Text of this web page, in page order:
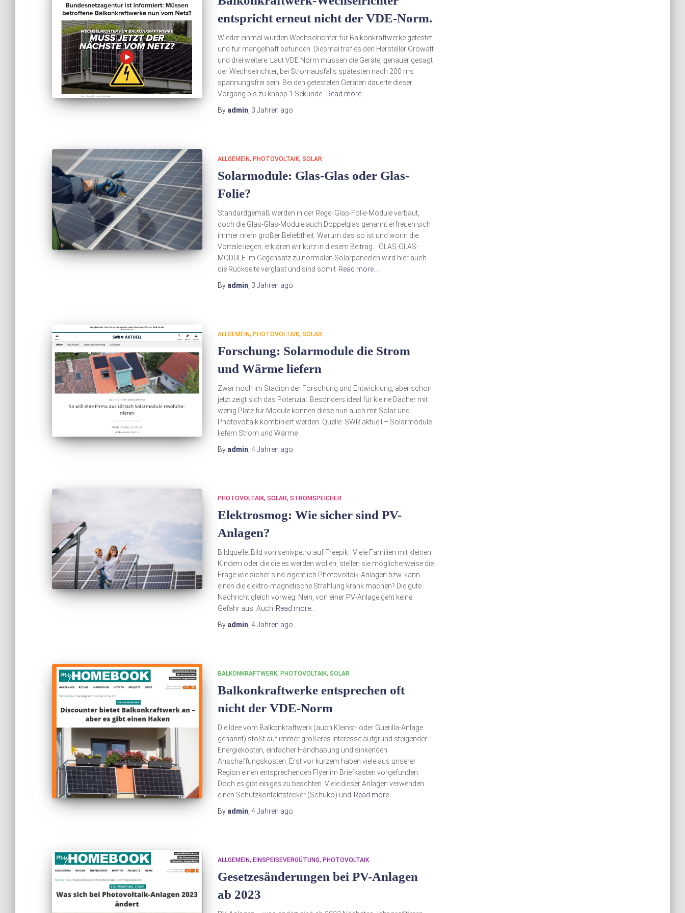
entspricht erneut nicht der VDE-Norm.
Wieder einmal wurden Wechselrichter für Balkonkraftwerke getestet
und für mangelhaft befunden. Diesmal traf es den Hersteller Growatt
und drei weitere. Laut VDE Norm müssen die Geräte, genauer gesagt
der Wechselrichter, bei Stromausfalls spätesten nach 200 ms
spannungsfrei sein. Bei den getesteten Geräten dauerte dieser
Vorgang bis zu knapp 1 Sekunde.
Read more…
By admin 3 Jahren ago
ALLGEMEIN PHOTOVOLTAIK SOLAR
Solarmodule: Glas-Glas oder Glas-
Folie?
Standardgemäß werden in der Regel Glas-Folie-Module verbaut,
doch die Glas-Glas-Module auch Doppelglas genannt erfreuen sich
immer mehr großer Beliebtheit. Warum das so ist und worin die
Vorteile liegen, erklären wir kurz in diesem Beitrag. GLAS-GLAS-
MODULE Im Gegensatz zu normalen Solarpaneelen wird hier auch
die Rückseite verglast und sind somit Read more…
By admin 3 Jahren ago
ALLGEMEIN PHOTOVOLTAIK SOLAR
Forschung: Solarmodule die Strom
und Wärme liefern
Zwar noch im Stadion der Forschung und Entwicklung, aber schon
jetzt zeigt sich das Potenzial. Besonders ideal für kleine Dächer mit
wenig Platz für Module können diese nun auch mit Solar und
Photovoltaik kombiniert werden. Quelle: SWR aktuell – Solarmodule
liefern Strom und Wärme
By admin 4 Jahren ago
PHOTOVOLTAIK SOLAR STROMSPEICHER
Elektrosmog: Wie sicher sind PV-
Anlagen?
Bildquelle: Bild von senivpetro auf Freepik Viele Familien mit kleinen
Kindern oder die die es werden wollen, stellen sie möglicherweise die
Frage wie sicher sind eigentlich Photovoltaik-Anlagen bzw. kann
einen die elektro-magnetische Strahlung krank machen? Die gute
Nachricht gleich vorweg: Nein, von einer PV-Anlage geht keine
Gefahr aus. Auch Read more…
By admin 4 Jahren ago
BALKONKRAFTWERK PHOTOVOLTAIK SOLAR
Balkonkraftwerke entsprechen oft
nicht der VDE-Norm
Die Idee vom Balkonkraftwerk (auch Kleinst- oder Guerilla-Anlage
genannt) stößt auf immer größeres Interesse aufgrund steigender
Energiekosten, einfacher Handhabung und sinkenden
Anschaffungskosten. Erst vor kurzem haben viele aus unserer
Region einen entsprechenden Flyer im Briefkasten vorgefunden.
Doch es gibt einiges zu beachten. Viele dieser Anlagen verwenden
einen Schutzkontaktstecker (Schuko) und Read more…
By admin 4 Jahren ago
ALLGEMEIN EINSPEISEVERGÜTUNG PHOTOVOLTAIK
Gesetzesänderungen bei PV-Anlagen
ab 2023